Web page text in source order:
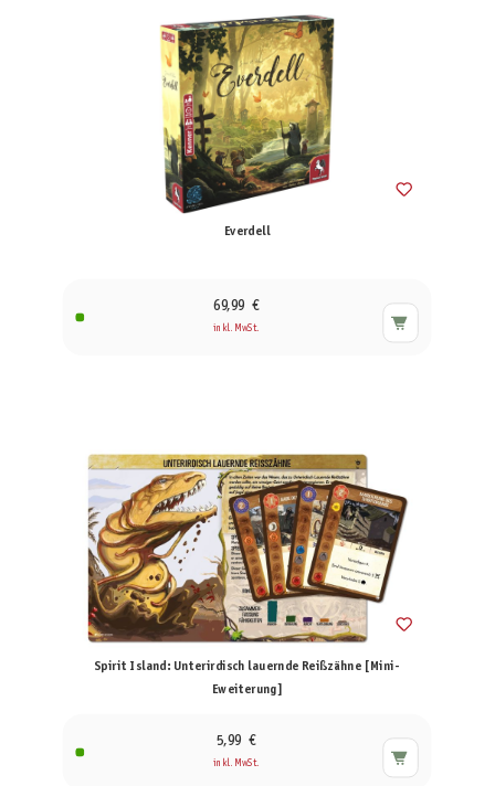
Everdell
69,99 €
inkl. MwSt.
Spirit Island: Unterirdisch lauernde Reißzähne [Mini-
Eweiterung]
5,99 €
inkl. MwSt.